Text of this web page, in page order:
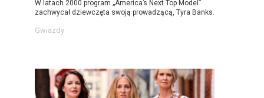
W latach 2000 program „America’s Next Top Model”
zachwycał dziewczęta swoją prowadzącą, Tyra Banks.
Gwiazdy